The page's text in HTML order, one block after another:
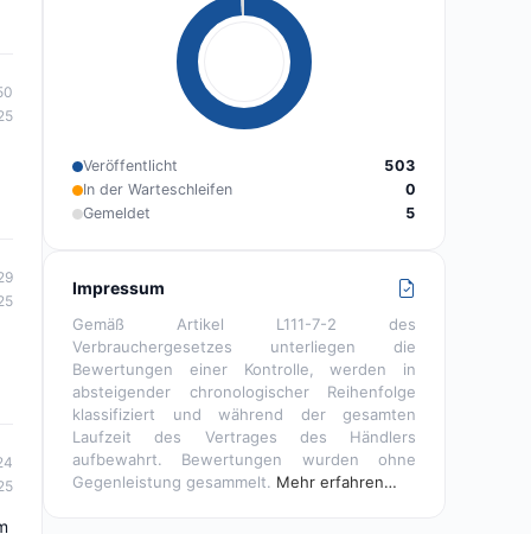
Veröffentlicht
503
In der Warteschleifen
0
Gemeldet
5
Impressum
Gemäß Artikel L111-7-2 des
Verbrauchergesetzes unterliegen die
Bewertungen einer Kontrolle, werden in
absteigender chronologischer Reihenfolge
klassifiziert und während der gesamten
Laufzeit des Vertrages des Händlers
aufbewahrt. Bewertungen wurden ohne
Gegenleistung gesammelt. Mehr erfahren…